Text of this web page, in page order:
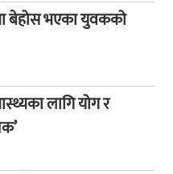
बेहोस भएका युवकको
लागि योग र